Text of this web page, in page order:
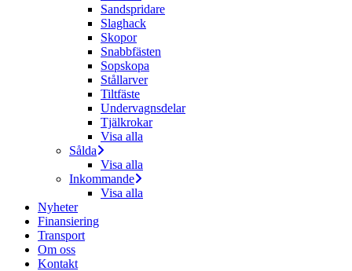
Sandspridare
Slaghack
Skopor
Snabbfästen
Sopskopa
Stållarver
Tiltfäste
Undervagnsdelar
Tjälkrokar
Visa alla
Sålda
Visa alla
Inkommande
Visa alla
Nyheter
Finansiering
Transport
Om oss
Kontakt